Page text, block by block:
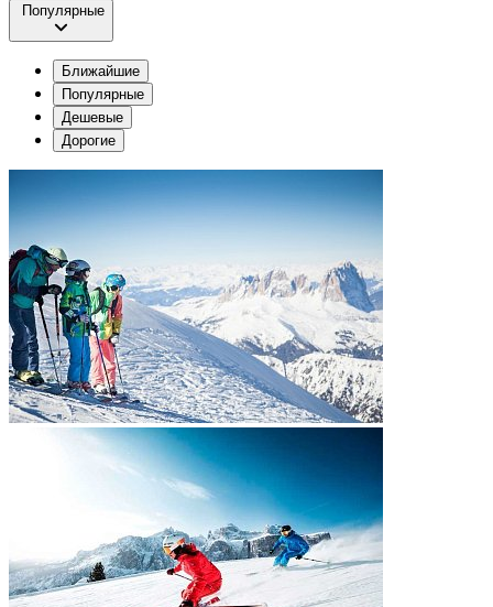
Популярные
Ближайшие
Популярные
Дешевые
Дорогие